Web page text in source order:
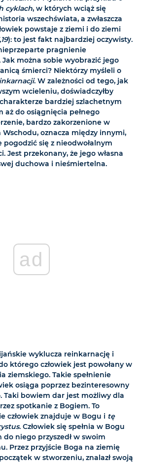
cyklach, w których wciąż się
wszechświata, a zwłaszcza
powstaje z ziemi i do ziemi
): to jest fakt najbardziej oczywisty.
pragnienie
można sobie wyobrazić jego
śmierci? Niektórzy myśleli o
. W zależności od tego, jak
wcieleniu, doświadczyłby
bardziej szlachetnym
aż do osiągnięcia pełnego
bardzo zakorzenione w
oznacza między innymi,
pogodzić się z nieodwołalnym
Jest przekonany, że jego własna
duchowa i nieśmiertelna.
ad
wyklucza reinkarnację i
którego człowiek jest powołany w
ziemskiego. Takie spełnienie
osiąga poprzez bezinteresowny
Taki bowiem dar jest możliwy dla
spotkanie z Bogiem. To
człowiek znajduje w Bogu i tę
. Człowiek się spełnia w Bogu
do niego przyszedł w swoim
Przez przyjście Boga na ziemię
w stworzeniu, znalazł swoją